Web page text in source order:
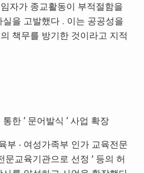
자가 종교활동이 부적절함을
실을 고발했다 . 이는 공공성을
책무를 방기한 것이라고 지적
통한 ‘문어발식 ‘ 사업 확장
부 ‧ 여성가족부 인가 교육전문
문교육기관으로 선정 ’ 등의 허